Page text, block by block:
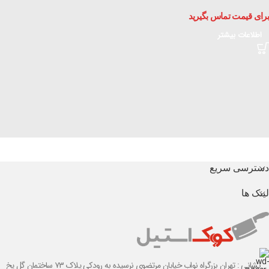
برای قیمت تماس بگیرید
دسترسی سریع
لینک ها
نشانی : تهران بزرگراه نواب خیابان مرتضوی نرسیده به رودکی پلاک ۷۳ ساختمان گل یخ